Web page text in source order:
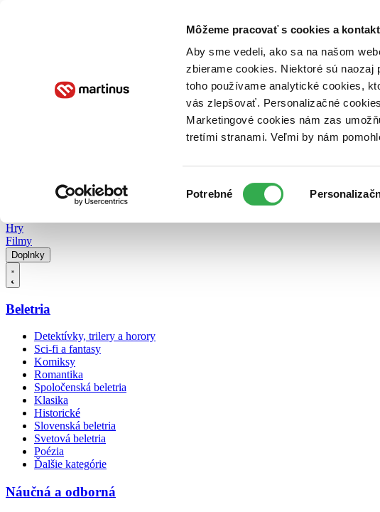
Môžeme pracovať s cookies a
Aby sme vedeli, ako sa na našom
zbierame cookies. Niektoré sú naozaj
toho používame analytické cookies,
vás zlepšovať. Personalizačné
Marketingové cookies nám zas
tretími stranami. Veľmi by nám
súhlasu
Potrebné
Poukážky Kontakt
Hry
Filmy
Doplnky
Beletria
Detektívky, trilery a horory
Sci-fi a fantasy
Komiksy
Romantika
Spoločenská beletria
Klasika
Historické
Slovenská beletria
Svetová beletria
Poézia
Ďalšie kategórie
Náučná a odborná